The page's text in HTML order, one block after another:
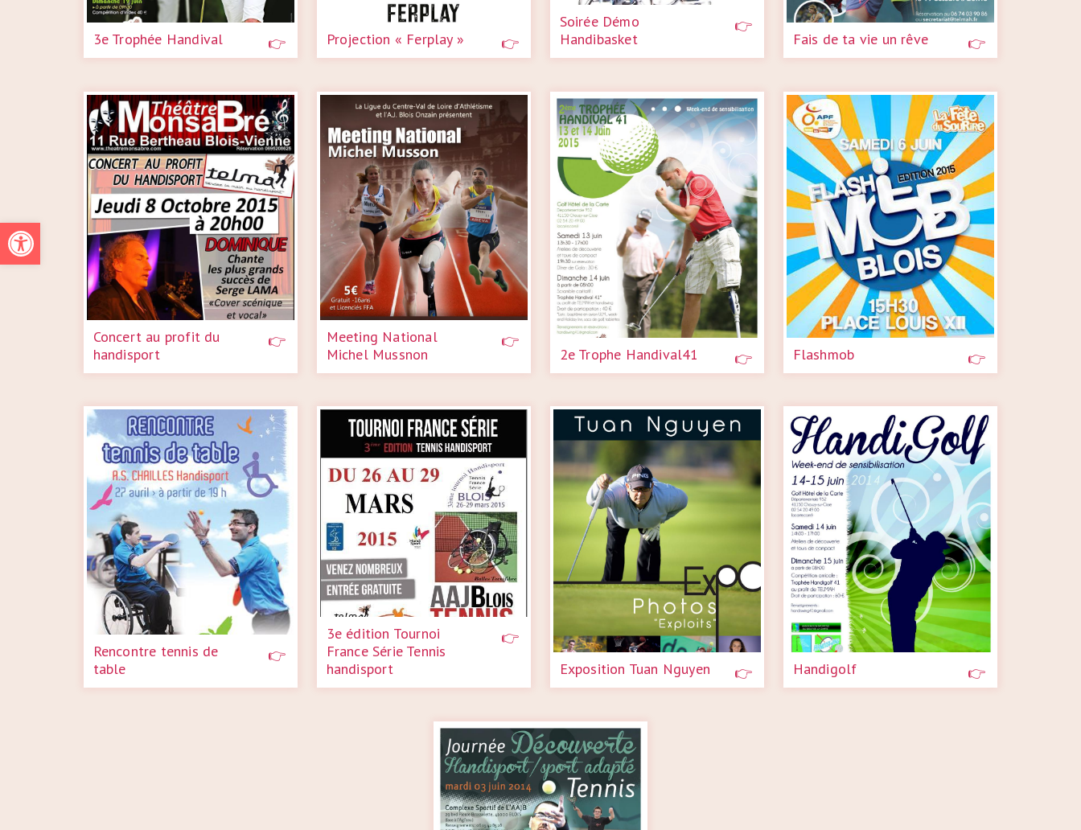
Ouvrir la barre d’outils
3e Trophée Handival Projection « Ferplay »
Soirée Démo
Handibasket
Fais de ta vie un rêve
Concert au profit du
handisport
Meeting National
Michel Mussnon
2e Trophe Handival41 Flashmob
Rencontre tennis de
table
3e édition Tournoi
France Série Tennis
handisport
Exposition Tuan Nguyen Handigolf